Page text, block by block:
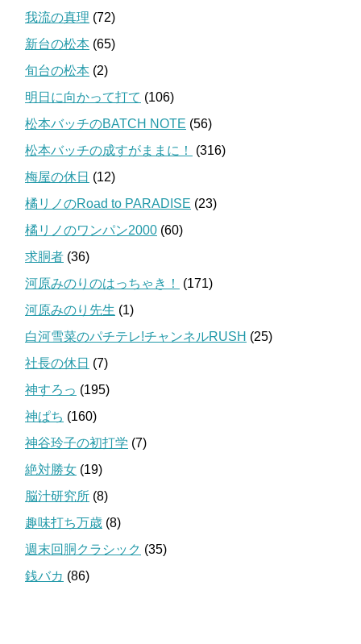
我流の真理 (72)
新台の松本 (65)
旬台の松本 (2)
明日に向かって打て (106)
松本バッチのBATCH NOTE (56)
松本バッチの成すがままに！
(316)
梅屋の休日 (12)
橘リノのRoad to PARADISE (23)
橘リノのワンパン2000 (60)
求胴者 (36)
河原みのりのはっちゃき！
(171)
河原みのり先生 (1)
白河雪菜のパチテレ!チャンネルRUSH (25)
社長の休日 (7)
神すろっ (195)
神ぱち (160)
神谷玲子の初打学 (7)
絶対勝女 (19)
脳汁研究所 (8)
趣味打ち万歳 (8)
週末回胴クラシック (35)
銭バカ (86)